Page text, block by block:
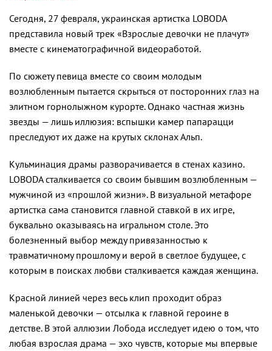
Сегодня, 27 февраля, украинская артистка LOBODA
представила новый трек «Взрослые девочки не плачут»
вместе с кинематографичной видеоработой.
По сюжету певица вместе со своим молодым
возлюбленным пытается скрыться от посторонних глаз на
элитном горнолыжном курорте. Однако частная жизнь
звезды — лишь иллюзия: вспышки камер папарацци
преследуют их даже на крутых склонах Альп.
Кульминация драмы разворачивается в стенах казино.
LOBODA сталкивается со своим бывшим возлюбленным —
мужчиной из «прошлой жизни». В визуальной метафоре
артистка сама становится главной ставкой в их игре,
буквально оказываясь на игральном столе. Это
болезненный выбор между привязанностью к
травматичному прошлому и верой в светлое будущее, с
которым в поисках любви сталкивается каждая женщина.
Красной линией через весь клип проходит образ
маленькой девочки — отсылка к главной героине в
детстве. В этой аллюзии Лобода исследует идею о том, что
любая взрослая драма — эхо чувств, которые мы впервые